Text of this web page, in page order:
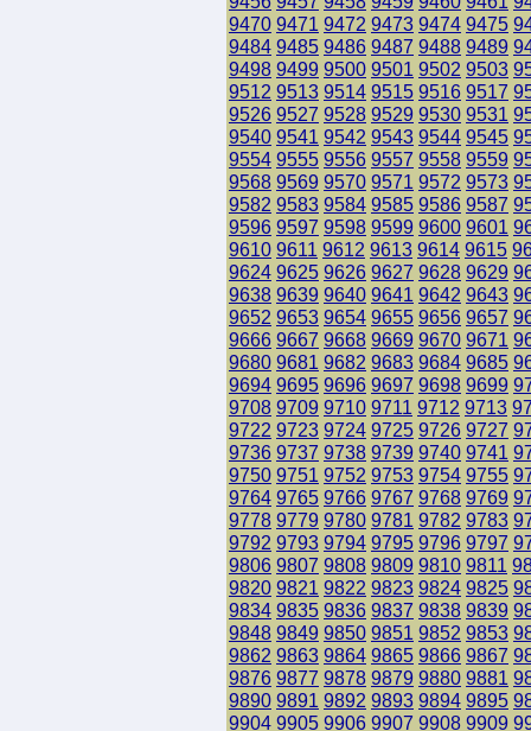
9470 9471 9472 9473 9474 9475
9484 9485 9486 9487 9488 9489
9498 9499 9500 9501 9502 9503
9512 9513 9514 9515 9516 9517
9526 9527 9528 9529 9530 9531
9540 9541 9542 9543 9544 9545
9554 9555 9556 9557 9558 9559
9568 9569 9570 9571 9572 9573
9582 9583 9584 9585 9586 9587
9596 9597 9598 9599 9600 9601
9610 9611 9612 9613 9614 9615
9624 9625 9626 9627 9628 9629
9638 9639 9640 9641 9642 9643
9652 9653 9654 9655 9656 9657
9666 9667 9668 9669 9670 9671
9680 9681 9682 9683 9684 9685
9694 9695 9696 9697 9698 9699
9708 9709 9710 9711 9712 9713
9722 9723 9724 9725 9726 9727
9736 9737 9738 9739 9740 9741
9750 9751 9752 9753 9754 9755
9764 9765 9766 9767 9768 9769
9778 9779 9780 9781 9782 9783
9792 9793 9794 9795 9796 9797
9806 9807 9808 9809 9810 9811
9820 9821 9822 9823 9824 9825
9834 9835 9836 9837 9838 9839
9848 9849 9850 9851 9852 9853
9862 9863 9864 9865 9866 9867
9876 9877 9878 9879 9880 9881
9890 9891 9892 9893 9894 9895
9904 9905 9906 9907 9908 9909